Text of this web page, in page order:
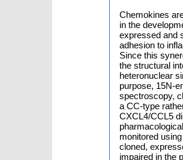
Chemokines
in the
expressed and
adhesion to
Since this
the structural
heteronuclear
purpose, 15N-
spectroscopy,
a CC-type
CXCL4/CCL5
monitored
cloned,
impaired in the